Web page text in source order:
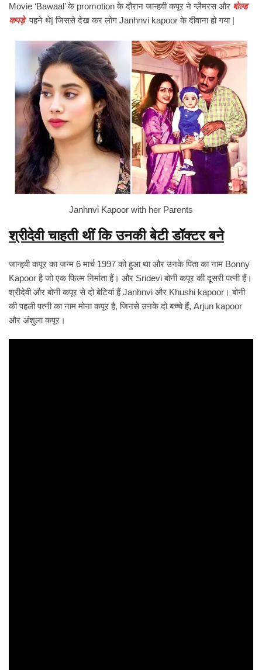
Movie ‘Bawaal’ के promotion के दौरान जान्हवी कपूर ने ग्लैमरस और बोल्ड
कपड़ेपहने थे| जिससे देख कर लोग Janhnvi kapoor के दीवाना हो गया |
Janhnvi Kapoor with her Parents
श्रीदेवी चाहती थीं कि उनकी बेटी डॉक्टर बने
जान्हवी कपूर का जन्म 6 मार्च 1997 को हुआ था और उनके पिता का नाम Bonny
Kapoor है जो एक फिल्म निर्माता हैं। और Sridevi बोनी कपूर की दूसरी पत्नी हैं।
श्रीदेवी और बोनी कपूर से दो बेटियां हैं Janhnvi और Khushi kapoor। बोनी
की पहली पत्नी का नाम मोना कपूर है, जिनसे उनके दो बच्चे हैं, Arjun kapoor
और अंशुला कपूर।